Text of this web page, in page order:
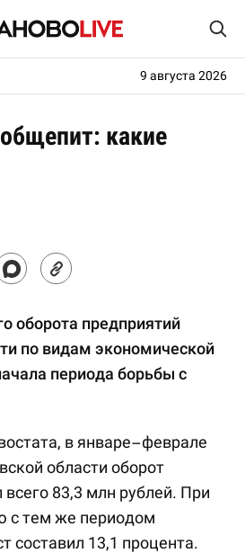
9 августа 2026
какие
оборота предприятий
по видам экономической
периода борьбы с
в январе–феврале
области оборот
всего 83,3 млн рублей. При
с тем же периодом
составил 13,1 процента.